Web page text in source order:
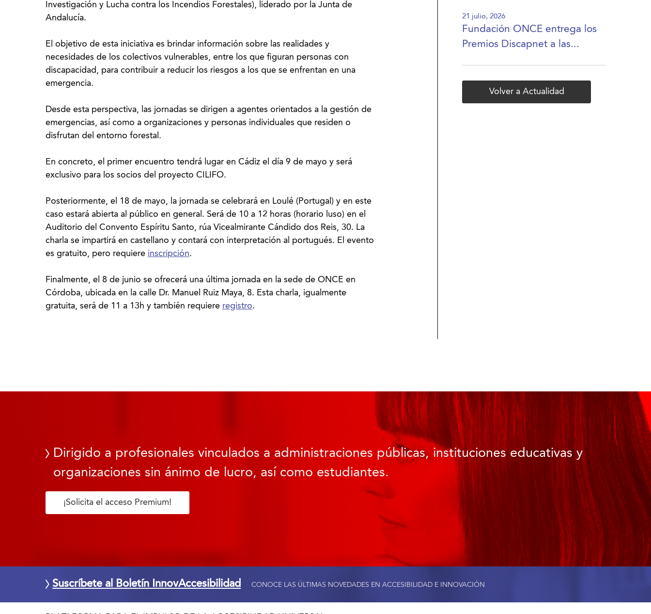
Investigación y Lucha contra los Incendios Forestales), liderado por la Junta de
Andalucía.
El objetivo de esta iniciativa es brindar información sobre las realidades y
necesidades de los colectivos vulnerables, entre los que figuran personas con
discapacidad, para contribuir a reducir los riesgos a los que se enfrentan en una
emergencia.
Desde esta perspectiva, las jornadas se dirigen a agentes orientados a la gestión de
emergencias, así como a organizaciones y personas individuales que residen o
disfrutan del entorno forestal.
En concreto, el primer encuentro tendrá lugar en Cádiz el día 9 de mayo y será
exclusivo para los socios del proyecto CILIFO.
Posteriormente, el 18 de mayo, la jornada se celebrará en Loulé (Portugal) y en este
caso estará abierta al público en general. Será de 10 a 12 horas (horario luso) en el
Auditorio del Convento Espíritu Santo, rúa Vicealmirante Cándido dos Reis, 30. La
charla se impartirá en castellano y contará con interpretación al portugués. El evento
es gratuito, pero requiere inscripción.
Finalmente, el 8 de junio se ofrecerá una última jornada en la sede de ONCE en
Córdoba, ubicada en la calle Dr. Manuel Ruiz Maya, 8. Esta charla, igualmente
gratuita, será de 11 a 13h y también requiere registro.
21 julio, 2026
Fundación ONCE entrega los
Premios Discapnet a las...
Volver a Actualidad
Dirigido a profesionales vinculados a administraciones públicas, instituciones educativas y
organizaciones sin ánimo de lucro, así como estudiantes.
¡Solicita el acceso Premium!
Suscríbete al Boletín InnovAccesibilidad CONOCE LAS ÚLTIMAS NOVEDADES EN ACCESIBILIDAD E INNOVACIÓN